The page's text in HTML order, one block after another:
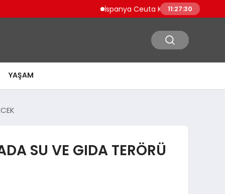
İspanya Ceuta Kıyılarında Binlerce
11:27:31
YAŞAM
SU VE GIDA TERÖRÜ